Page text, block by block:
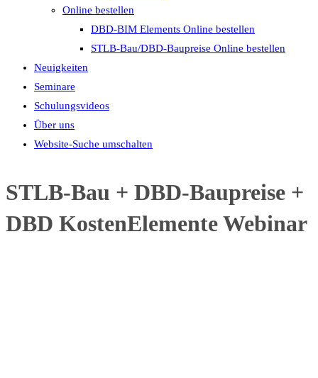
Online bestellen
DBD-BIM Elements Online bestellen
STLB-Bau/DBD-Baupreise Online bestellen
Neuigkeiten
Seminare
Schulungsvideos
Über uns
Website-Suche umschalten
STLB-Bau + DBD-Baupreise +
DBD KostenElemente Webinar